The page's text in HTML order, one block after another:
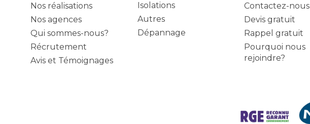
Nos réalisations
Nos agences
Qui sommes-nous?
Récrutement
Avis et Témoignages
Isolations
Autres
Dépannage
Contactez-nous
Devis gratuit
Rappel gratuit
Pourquoi nous
rejoindre?